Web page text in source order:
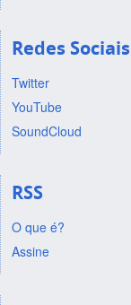
Redes Sociais
Twitter
YouTube
SoundCloud
RSS
O que é?
Assine